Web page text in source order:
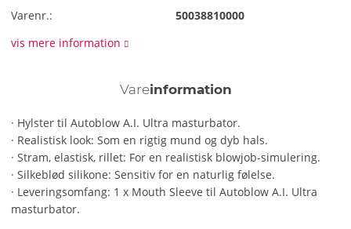
Varenr.:
50038810000
vis mere information
Vareinformation
· Hylster til Autoblow A.I. Ultra masturbator.
· Realistisk look: Som en rigtig mund og dyb hals.
· Stram, elastisk, rillet: For en realistisk blowjob-simulering.
· Silkeblød silikone: Sensitiv for en naturlig følelse.
· Leveringsomfang: 1 x Mouth Sleeve til Autoblow A.I. Ultra
masturbator.